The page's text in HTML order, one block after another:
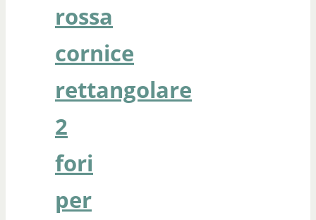
rossa
cornice
rettangolare
2
fori
per